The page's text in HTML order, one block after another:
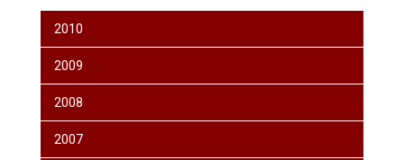
2010
2009
2008
2007